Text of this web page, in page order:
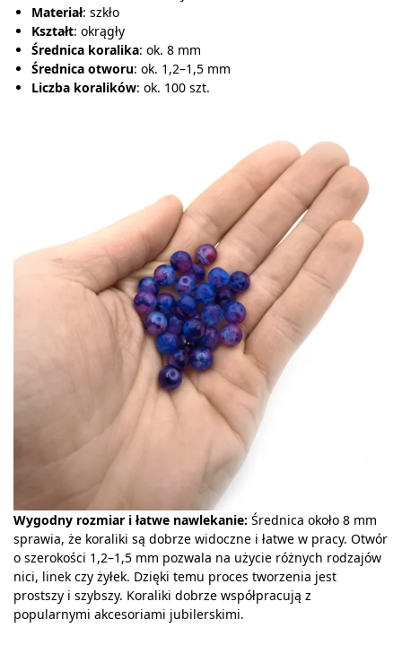
Materiał: szkło
Kształt: okrągły
Średnica koralika: ok. 8 mm
Średnica otworu: ok. 1,2–1,5 mm
Liczba koralików: ok. 100 szt.
Wygodny rozmiar i łatwe nawlekanie: Średnica około 8 mm
sprawia, że koraliki są dobrze widoczne i łatwe w pracy. Otwór
o szerokości 1,2–1,5 mm pozwala na użycie różnych rodzajów
nici, linek czy żyłek. Dzięki temu proces tworzenia jest
prostszy i szybszy. Koraliki dobrze współpracują z
popularnymi akcesoriami jubilerskimi.